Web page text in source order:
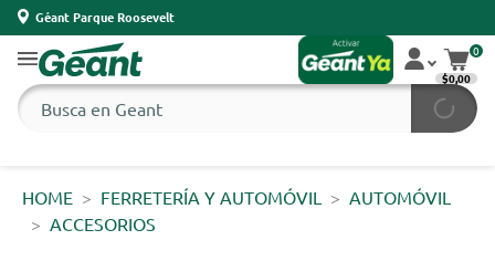
Géant Parque Roosevelt
0
$0,00
HOME FERRETERÍA Y AUTOMÓVIL
AUTOMÓVIL
ACCESORIOS